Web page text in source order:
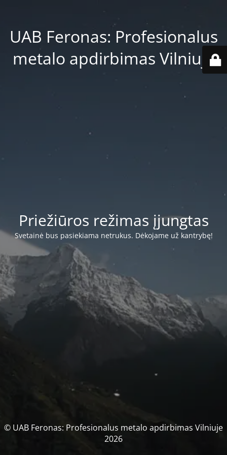
UAB Feronas: Profesionalus
metalo apdirbimas Vilniuje
Priežiūros režimas įjungtas
Svetainė bus pasiekiama netrukus. Dėkojame už kantrybę!
© UAB Feronas: Profesionalus metalo apdirbimas Vilniuje
2026